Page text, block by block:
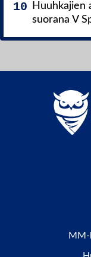
Huuhkajien
suorana V
MM-